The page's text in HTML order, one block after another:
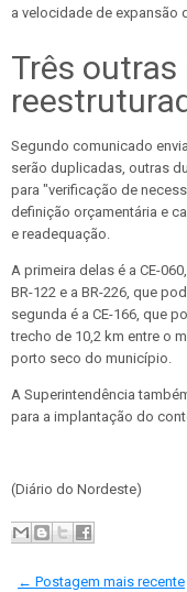
a velocidade de expansão
Três
Segundo comunicado
serão duplicadas, outras
para "verificação de
definição orçamentária e
e readequação.
A primeira delas é a CE-
BR-122 e a BR-226, que
segunda é a CE-166, que
trecho de 10,2 km entre o
porto seco do município.
A Superintendência
para a implantação do
(Diário do Nordeste)
← Postagem mais recente